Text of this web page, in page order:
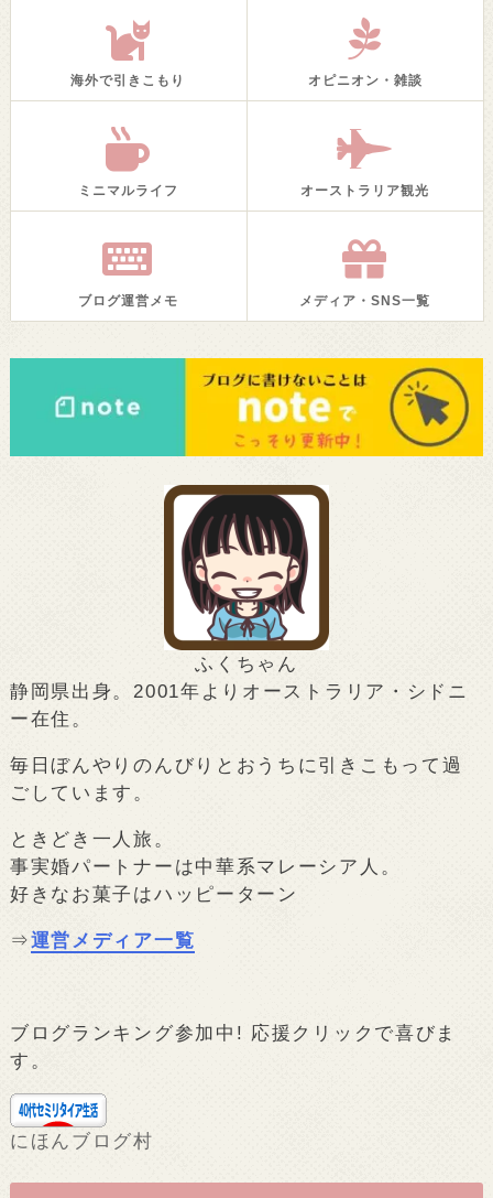
海外で引きこもり オピニオン・雑談
ミニマルライフ オーストラリア観光
ブログ運営メモ メディア・SNS一覧
ふくちゃん
静岡県出身。2001年よりオーストラリア・シドニ
ー在住。
毎日ぼんやりのんびりとおうちに引きこもって過
ごしています。
ときどき一人旅。
事実婚パートナーは中華系マレーシア人。
好きなお菓子はハッピーターン
⇒運営メディア一覧
ブログランキング参加中! 応援クリックで喜びま
す。
にほんブログ村